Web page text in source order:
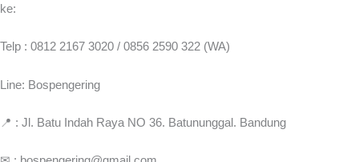
ke:
Telp : 0812 2167 3020 / 0856 2590 322 (WA)
Line: Bospengering
📍 : Jl. Batu Indah Raya NO 36. Batununggal. Bandung